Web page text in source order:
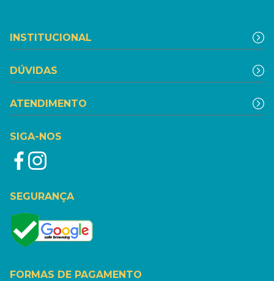
INSTITUCIONAL
DÚVIDAS
ATENDIMENTO
SIGA-NOS
SEGURANÇA
FORMAS DE PAGAMENTO